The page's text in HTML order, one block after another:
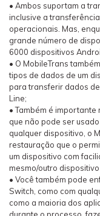
• Ambos suportam a
inclusive a
operacionais. Mas,
grande número de
6000 dispositivos
• O MobileTrans
tipos de dados de um
para transferir dados
Line;
• Também é
que não pode ser
qualquer dispositivo, o
restauração que o
um dispositivo com
mesmo/outro
• Você também pode
Switch, como com
como a maioria dos